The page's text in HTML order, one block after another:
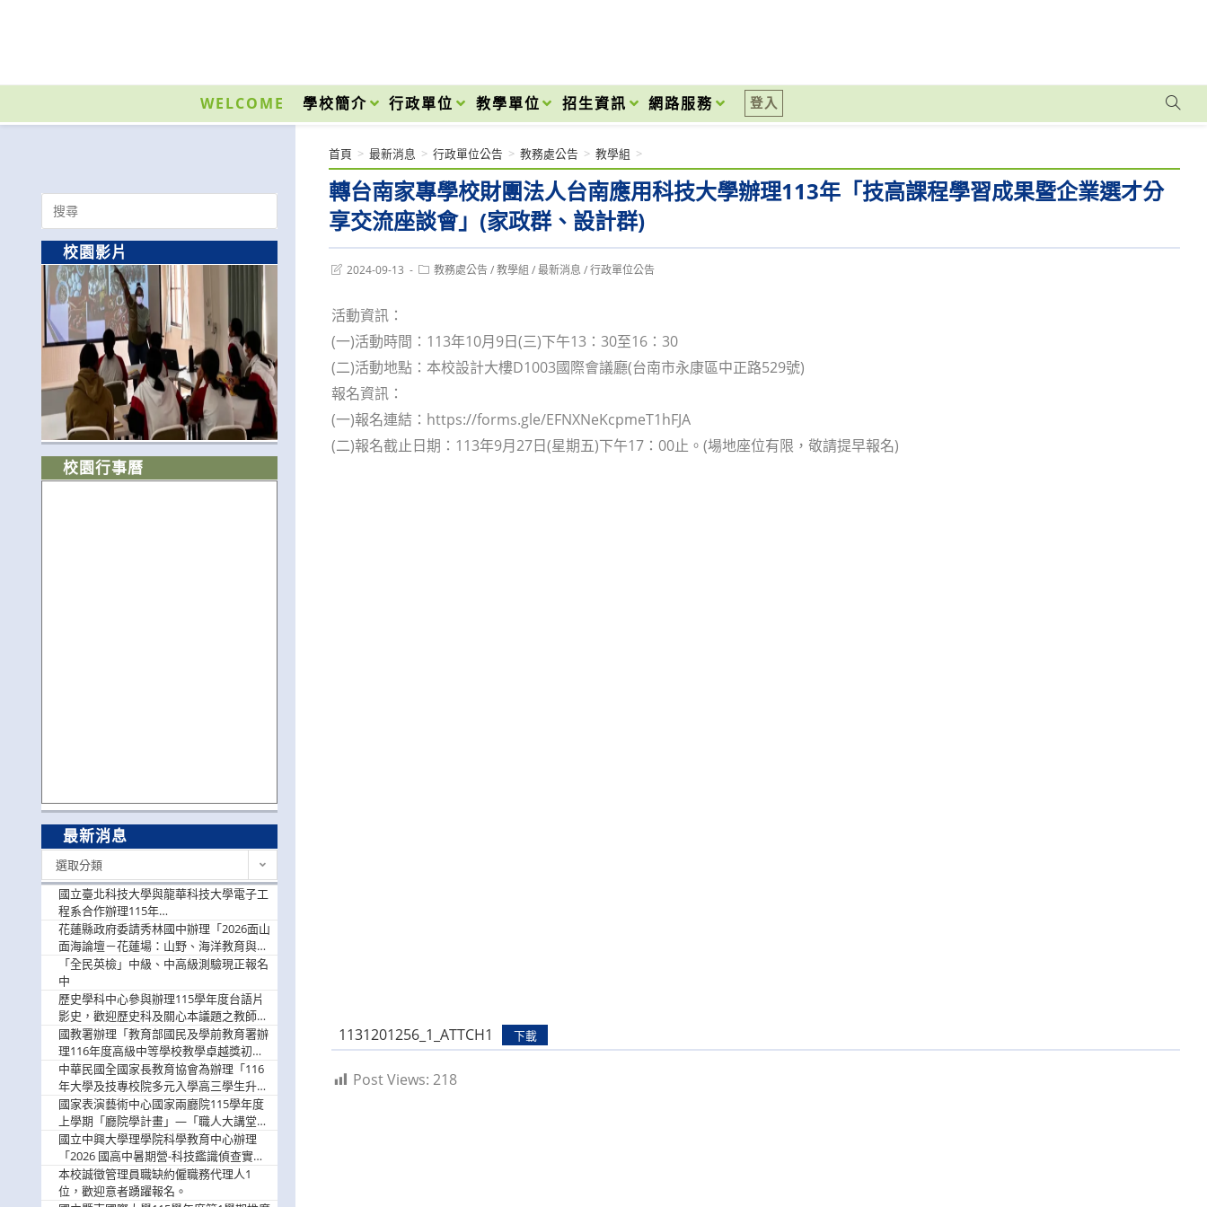
內
WELCOME 學校簡介 行政單位 教學單位 招生資訊 網路服務 登入
轉台南家專學校財團法人台南應用科技大學辦理113年「技高課程學習成果暨企業選才分
享交流座談會」(家政群、設計群)
首頁 > 最新消息 > 行政單位公告 > 教務處公告 > 教學組 >
Post2024-09-13
Post教務處公告 / 教學組 / 最新消息 / 行政單位公告
活動資訊：
(一)活動時間：113年10月9日(三)下午13：30至16：30
(二)活動地點：本校設計大樓D1003國際會議廳(台南市永康區中正路529號)
報名資訊：
(一)報名連結：https://forms.gle/EFNXNeKcpmeT1hFJA
(二)報名截止日期：113年9月27日(星期五)下午17：00止。(場地座位有限，敬請提早報名)
1131201256_1_ATTCH1 下載
Post Views: 218
Search
for:
校園影片
校園行事曆
最新消息
選取分類
國立臺北科技大學與龍華科技大學電子工
程系合作辦理115年
「115.08.10~08.12「AI賦能應用於智慧半
導體研習營」，歡迎學生踴躍報名參加
花蓮縣政府委請秀林國中辦理「2026面山
面海論壇－花蓮場：山野、海洋教育與戶
外安全實務課程」，歡迎踴躍報名參加
「全民英檢」中級、中高級測驗現正報名
中
歷史學科中心參與辦理115學年度台語片
影史，歡迎歷史科及關心本議題之教師踴
躍報名參加
國教署辦理「教育部國民及學前教育署辦
理116年度高級中等學校教學卓越獎初選
實施計畫」，鼓勵教師踴躍報名
中華民國全國家長教育協會為辦理「116
年大學及技專校院多元入學高三學生升學
輔導家長說明會」
國家表演藝術中心國家兩廳院115學年度
上學期「廳院學計畫」—「職人大講堂」
及「一日體驗課程」，鼓勵踴躍報名參
與。
國立中興大學理學院科學教育中心辦理
「2026 國高中暑期營-科技鑑識偵查實戰
營」活動資訊，鼓勵學生踴躍報名參加。
本校誠徵管理員職缺約僱職務代理人1
位，歡迎意者踴躍報名。